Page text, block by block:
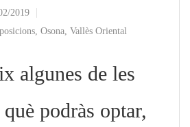
2019
, Osona, Vallès Oriental
algunes de les
podràs optar,